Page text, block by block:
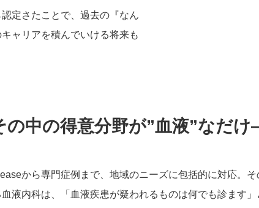
定さたことで、過去の『なん
ャリアを積んでいける将来も
の中の得意分野が”血液”なだ
から専門症例まで、地域のニーズに包括的に対応。
液内科は、「血液疾患が疑われるものは何でも診ます